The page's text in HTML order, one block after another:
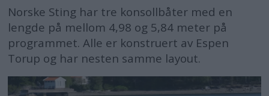
Norske Sting har tre konsollbåter med en
lengde på mellom 4,98 og 5,84 meter på
programmet. Alle er konstruert av Espen
Torup og har nesten samme layout.